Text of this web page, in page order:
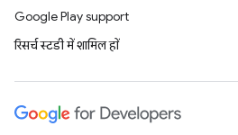
Google Play support
रिसर्च स्टडी में शामिल हों